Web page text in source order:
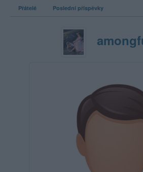
Přátelé Poslední příspěvky